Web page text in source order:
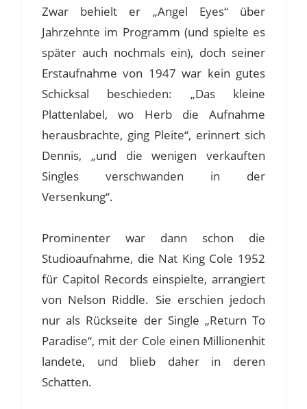
Zwar behielt er „Angel Eyes“ über
Jahrzehnte im Programm (und spielte es
später auch nochmals ein), doch seiner
Erstaufnahme von 1947 war kein gutes
Schicksal beschieden: „Das kleine
Plattenlabel, wo Herb die Aufnahme
herausbrachte, ging Pleite“, erinnert sich
Dennis, „und die wenigen verkauften
Singles verschwanden in der
Versenkung“.
Prominenter war dann schon die
Studioaufnahme, die Nat King Cole 1952
für Capitol Records einspielte, arrangiert
von Nelson Riddle. Sie erschien jedoch
nur als Rückseite der Single „Return To
Paradise“, mit der Cole einen Millionenhit
landete, und blieb daher in deren
Schatten.